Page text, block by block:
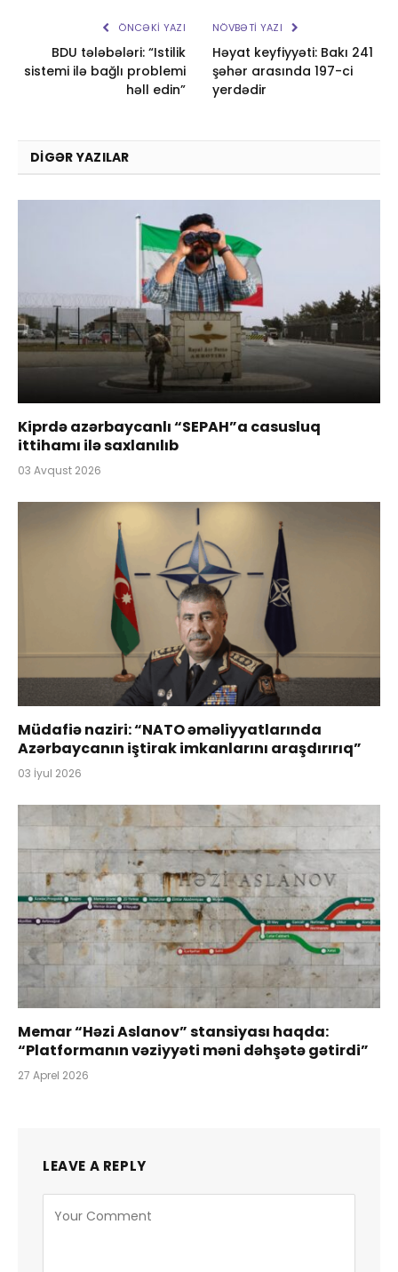
ÖNCƏKI YAZI
BDU tələbələri: “Istilik
sistemi ilə bağlı problemi
həll edin”
NÖVBƏTI YAZI
Həyat keyfiyyəti: Bakı 241
şəhər arasında 197-ci
yerdədir
DIGƏR YAZILAR
Kiprdə azərbaycanlı “SEPAH”a casusluq
ittihamı ilə saxlanılıb
03 Avqust 2026
Müdafiə naziri: “NATO əməliyyatlarında
Azərbaycanın iştirak imkanlarını araşdırırıq”
03 İyul 2026
Memar “Həzi Aslanov” stansiyası haqda:
“Platformanın vəziyyəti məni dəhşətə gətirdi”
27 Aprel 2026
LEAVE A REPLY